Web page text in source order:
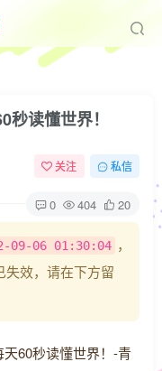
读懂世界！
关注 私信
0 404 20
09-06 01:30:04 ，
失效，请在下方留